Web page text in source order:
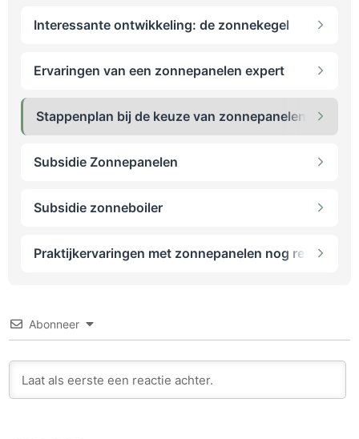
Interessante ontwikkeling: de zonnekegel
Ervaringen van een zonnepanelen expert
Stappenplan bij de keuze van zonnepanelen
Subsidie Zonnepanelen
Subsidie zonneboiler
Praktijkervaringen met zonnepanelen nog rendabel
Abonneer